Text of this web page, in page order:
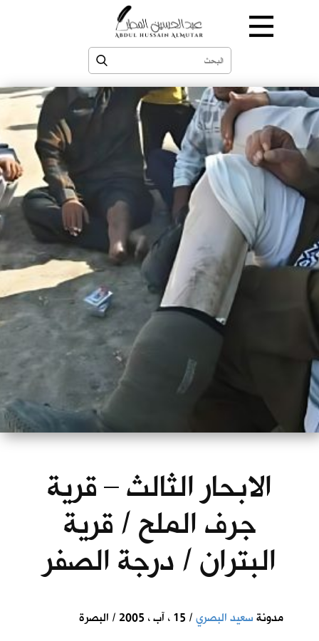
الابحار الثالث – قرية
جرف الملح / قرية
البتران / درجة الصفر
مدونةسعيد البصري/ 15 ، آب ، 2005 / البصرة